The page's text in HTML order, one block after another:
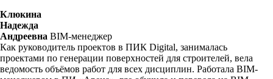
Клюкина
Надежда
Андреевна BIM-менеджер
Как руководитель проектов в ПИК Digital, занималась
проектами по генерации поверхностей для строителей, вела
ведомость объёмов работ для всех дисциплин. Работала BIM-